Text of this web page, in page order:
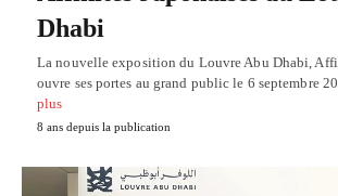
Dhabi
La nouvelle exposition du Louvre Abu Dhabi,
ouvre ses portes au grand public le 6 septembre
plus
8 ans depuis la publication